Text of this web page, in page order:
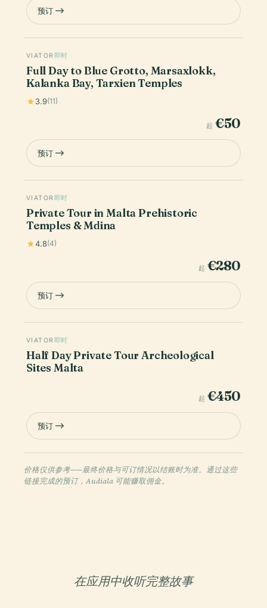
预订
VIATOR 即时
Full Day to Blue Grotto, Marsaxlokk,
Kalanka Bay, Tarxien Temples
3.9(11)
起 €50
预订
VIATOR 即时
Private Tour in Malta Prehistoric
Temples & Mdina
4.8(4)
起 €280
预订
VIATOR 即时
Half Day Private Tour Archeological
Sites Malta
起 €450
预订
价格仅供参考——最终价格与可订情况以结账时为准。通过这些
链接完成的预订，Audiala 可能赚取佣金。
在应用中收听完整故事